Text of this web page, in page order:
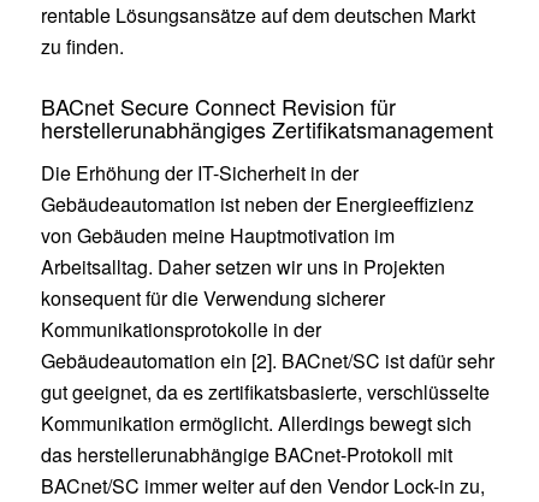
rentable Lösungsansätze auf dem deutschen Markt
zu finden.
BACnet Secure Connect Revision für
herstellerunabhängiges Zertifikatsmanagement
Die Erhöhung der IT-Sicherheit in der
Gebäudeautomation ist neben der Energieeffizienz
von Gebäuden meine Hauptmotivation im
Arbeitsalltag. Daher setzen wir uns in Projekten
konsequent für die Verwendung sicherer
Kommunikationsprotokolle in der
Gebäudeautomation ein [2]. BACnet/SC ist dafür sehr
gut geeignet, da es zertifikatsbasierte, verschlüsselte
Kommunikation ermöglicht. Allerdings bewegt sich
das herstellerunabhängige BACnet-Protokoll mit
BACnet/SC immer weiter auf den Vendor Lock-in zu,